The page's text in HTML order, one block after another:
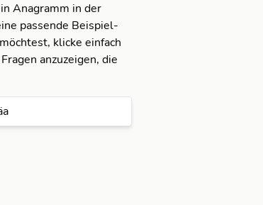
Anagramm in der
passende Beispiel-
klicke einfach
anzuzeigen, die